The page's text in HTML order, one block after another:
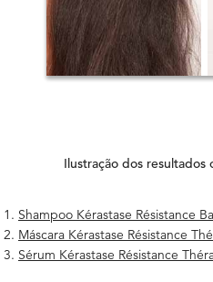
Ilustração dos resultados
Shampoo Kérastase Résistance
Máscara Kérastase Résistance
Sérum Kérastase Résistance